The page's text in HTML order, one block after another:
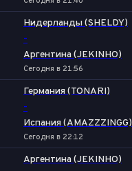
Нидерланды (SHELDY)
-
Аргентина (JEKINHO)
Сегодня в 21:56
Германия (TONARI)
-
Испания (AMAZZZINGG)
Сегодня в 22:12
Аргентина (JEKINHO)